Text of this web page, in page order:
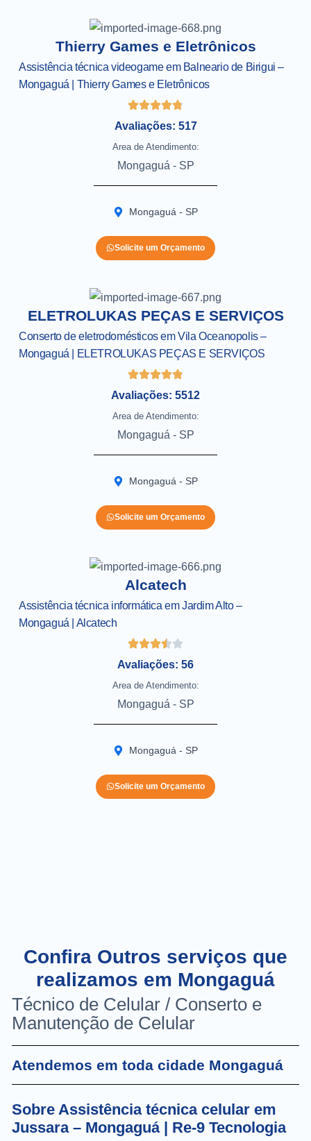
Thierry Games e Eletrônicos
Assistência técnica videogame em Balneario de Birigui –
Mongaguá | Thierry Games e Eletrônicos
Avaliações: 517
Area de Atendimento:
Mongaguá - SP
Mongaguá - SP
Solicite um Orçamento
ELETROLUKAS PEÇAS E SERVIÇOS
Conserto de eletrodomésticos em Vila Oceanopolis –
Mongaguá | ELETROLUKAS PEÇAS E SERVIÇOS
Avaliações: 5512
Area de Atendimento:
Mongaguá - SP
Mongaguá - SP
Solicite um Orçamento
Alcatech
Assistência técnica informática em Jardim Alto –
Mongaguá | Alcatech
Avaliações: 56
Area de Atendimento:
Mongaguá - SP
Mongaguá - SP
Solicite um Orçamento
Confira Outros serviços que
realizamos em Mongaguá
Técnico de Celular / Conserto e
Manutenção de Celular
Atendemos em toda cidade Mongaguá
Sobre Assistência técnica celular em
Jussara – Mongaguá | Re-9 Tecnologia